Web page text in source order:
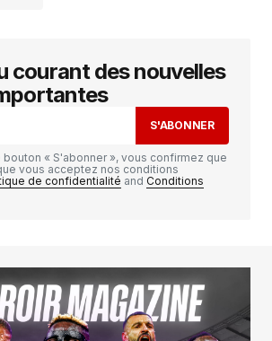
e-mail ne sera pas publiée. Les
sont indiqués avec
courant des nouvelles
S'ABONNER
bouton « S'abonner », vous confirmez que
vous acceptez nos conditions
de confidentialité and Conditions